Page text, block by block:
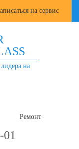
на сервис
на
Ремонт